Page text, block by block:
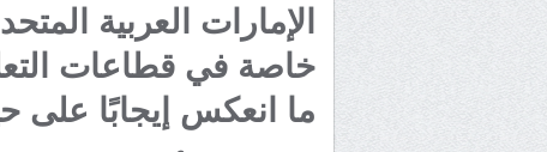
الإمارات العربية
خاصة في قطاعات
ما انعكس إيجابًا على